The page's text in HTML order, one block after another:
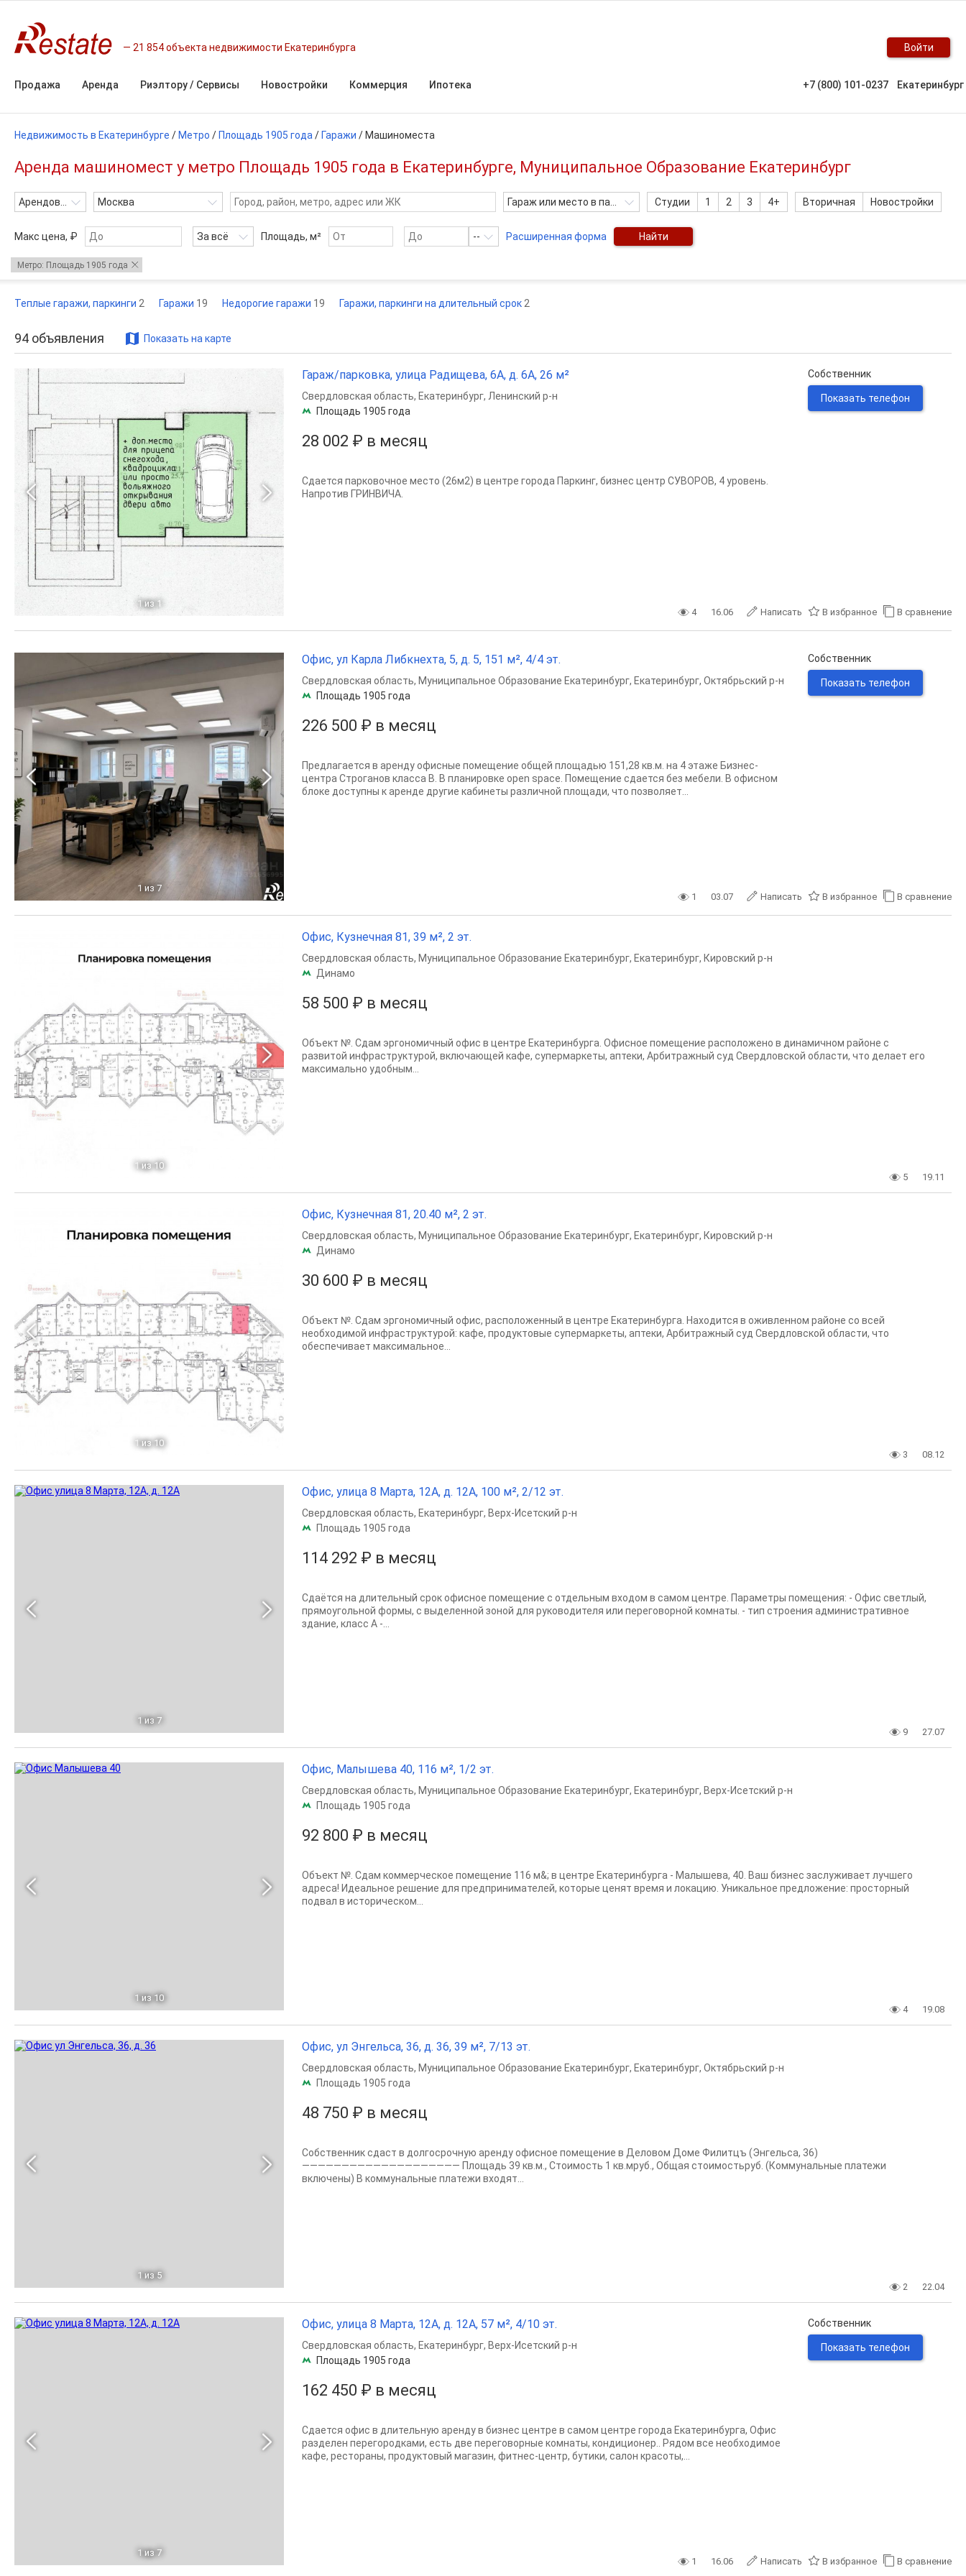
21 854 объекта недвижимости Екатеринбурга Войти
Продажа Аренда Риэлтору / Сервисы Новостройки Коммерция Ипотека +7 (800) 101-0237 Екатеринбург
Недвижимость в Екатеринбурге / Метро / Площадь 1905 года / Гаражи / Машиноместа
Аренда машиномест у метро Площадь 1905 года в Екатеринбурге, Муниципальное Образование Екатеринбург
Арендовать Москва Гараж или место в паркинге Студии 1 2 3 4+ Вторичная Новостройки
Макс цена, ₽ За всё Площадь, м² -- Расширенная форма Найти
Метро: Площадь 1905 года
Теплые гаражи, паркинги 2 Гаражи 19 Недорогие гаражи 19 Гаражи, паркинги на длительный срок 2
94 объявления Показать на карте
1 из 1
Гараж/парковка, улица Радищева, 6А, д. 6А, 26 м²
28 002 ₽ в месяц
Свердловская область, Екатеринбург, Ленинский р-н
Площадь 1905 года
Сдается парковочное место (26м2) в центре города Паркинг, бизнес центр СУВОРОВ, 4 уровень.
Напротив ГРИНВИЧА.
Собственник
Показать телефон
4 16.06 Написать В избранное В сравнение
1 из 7
Офис, ул Карла Либкнехта, 5, д. 5, 151 м², 4/4 эт.
226 500 ₽ в месяц
Свердловская область, Муниципальное Образование Екатеринбург, Екатеринбург, Октябрьский р-н
Площадь 1905 года
Предлагается в аренду офисные помещение общей площадью 151,28 кв.м. на 4 этаже Бизнес-
центра Строганов класса В. В планировке open space. Помещение сдается без мебели. В офисном
блоке доступны к аренде другие кабинеты различной площади, что позволяет...
Собственник
Показать телефон
1 03.07 Написать В избранное В сравнение
1 из 10
Офис, Кузнечная 81, 39 м², 2 эт.
58 500 ₽ в месяц
Свердловская область, Муниципальное Образование Екатеринбург, Екатеринбург, Кировский р-н
Динамо
Объект №. Сдам эргономичный офис в центре Екатеринбурга. Офисное помещение расположено в динамичном районе с
развитой инфраструктурой, включающей кафе, супермаркеты, аптеки, Арбитражный суд Свердловской области, что делает его
максимально удобным...
5 19.11
1 из 10
Офис, Кузнечная 81, 20.40 м², 2 эт.
30 600 ₽ в месяц
Свердловская область, Муниципальное Образование Екатеринбург, Екатеринбург, Кировский р-н
Динамо
Объект №. Сдам эргономичный офис, расположенный в центре Екатеринбурга. Находится в оживленном районе со всей
необходимой инфраструктурой: кафе, продуктовые супермаркеты, аптеки, Арбитражный суд Свердловской области, что
обеспечивает максимальное...
3 08.12
1 из 7
Офис, улица 8 Марта, 12А, д. 12А, 100 м², 2/12 эт.
114 292 ₽ в месяц
Свердловская область, Екатеринбург, Верх-Исетский р-н
Площадь 1905 года
Сдаётся на длительный срок офисное помещение с отдельным входом в самом центре. Параметры помещения: - Офис светлый,
прямоугольной формы, с выделенной зоной для руководителя или переговорной комнаты. - тип строения административное
здание, класс А -...
9 27.07
1 из 10
Офис, Малышева 40, 116 м², 1/2 эт.
92 800 ₽ в месяц
Свердловская область, Муниципальное Образование Екатеринбург, Екатеринбург, Верх-Исетский р-н
Площадь 1905 года
Объект №. Сдам коммерческое помещение 116 м&; в центре Екатеринбурга - Малышева, 40. Ваш бизнес заслуживает лучшего
адреса! Идеальное решение для предпринимателей, которые ценят время и локацию. Уникальное предложение: просторный
подвал в историческом...
4 19.08
1 из 5
Офис, ул Энгельса, 36, д. 36, 39 м², 7/13 эт.
48 750 ₽ в месяц
Свердловская область, Муниципальное Образование Екатеринбург, Екатеринбург, Октябрьский р-н
Площадь 1905 года
Собственник сдаст в долгосрочную аренду офисное помещение в Деловом Доме Филитцъ (Энгельса, 36)
———————————————————— Площадь 39 кв.м., Стоимость 1 кв.мруб., Общая стоимостьруб. (Коммунальные платежи
включены) В коммунальные платежи входят...
2 22.04
1 из 7
Офис, улица 8 Марта, 12А, д. 12А, 57 м², 4/10 эт.
162 450 ₽ в месяц
Свердловская область, Екатеринбург, Верх-Исетский р-н
Площадь 1905 года
Сдается офис в длительную аренду в бизнес центре в самом центре города Екатеринбурга, Офис
разделен перегородками, есть две переговорные комнаты, кондиционер.. Рядом все необходимое
кафе, рестораны, продуктовый магазин, фитнес-центр, бутики, салон красоты,...
Собственник
Показать телефон
1 16.06 Написать В избранное В сравнение